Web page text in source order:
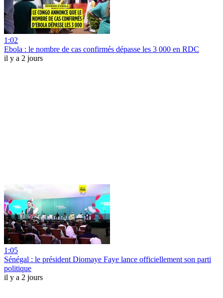
1:02
Ebola : le nombre de cas confirmés dépasse les 3 000 en RDC
il y a 2 jours
1:05
Sénégal : le président Diomaye Faye lance officiellement son parti
politique
il y a 2 jours